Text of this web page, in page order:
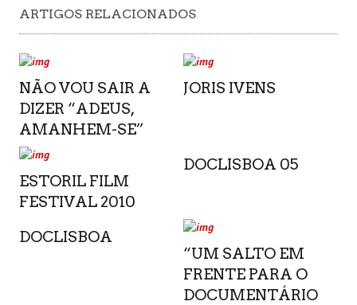
ARTIGOS RELACIONADOS
NÃO VOU SAIR A
DIZER “ADEUS,
AMANHEM-SE”
JORIS IVENS
ESTORIL FILM
FESTIVAL 2010
DOCLISBOA 05
DOCLISBOA
“UM SALTO EM
FRENTE PARA O
DOCUMENTÁRIO